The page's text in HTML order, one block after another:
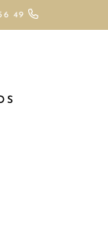
49